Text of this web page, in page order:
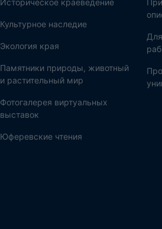
Историческое краеведение
Культурное наследие
Экология края
Памятники природы, животный
и растительный мир
Фотогалерея виртуальных
выставок
Юферевские чтения